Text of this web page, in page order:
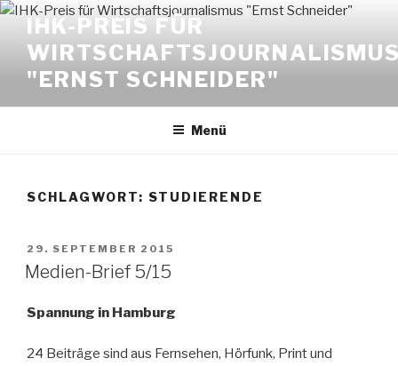
Zum
Inhalt
springen
IHK-PREIS FÜR
"ERNST SCHNEIDER"
Menü
SCHLAGWORT: STUDIERENDE
VERÖFFENTLICHT
AM
29. SEPTEMBER 2015
Medien-Brief 5/15
Spannung in Hamburg
24 Beiträge sind aus Fernsehen, Hörfunk, Print und